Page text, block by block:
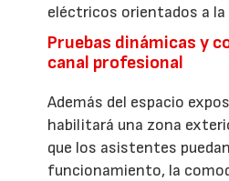
eléctricos orientados a la
Pruebas dinámicas y
canal profesional
Además del espacio
habilitará una zona
que los asistentes
funcionamiento, la